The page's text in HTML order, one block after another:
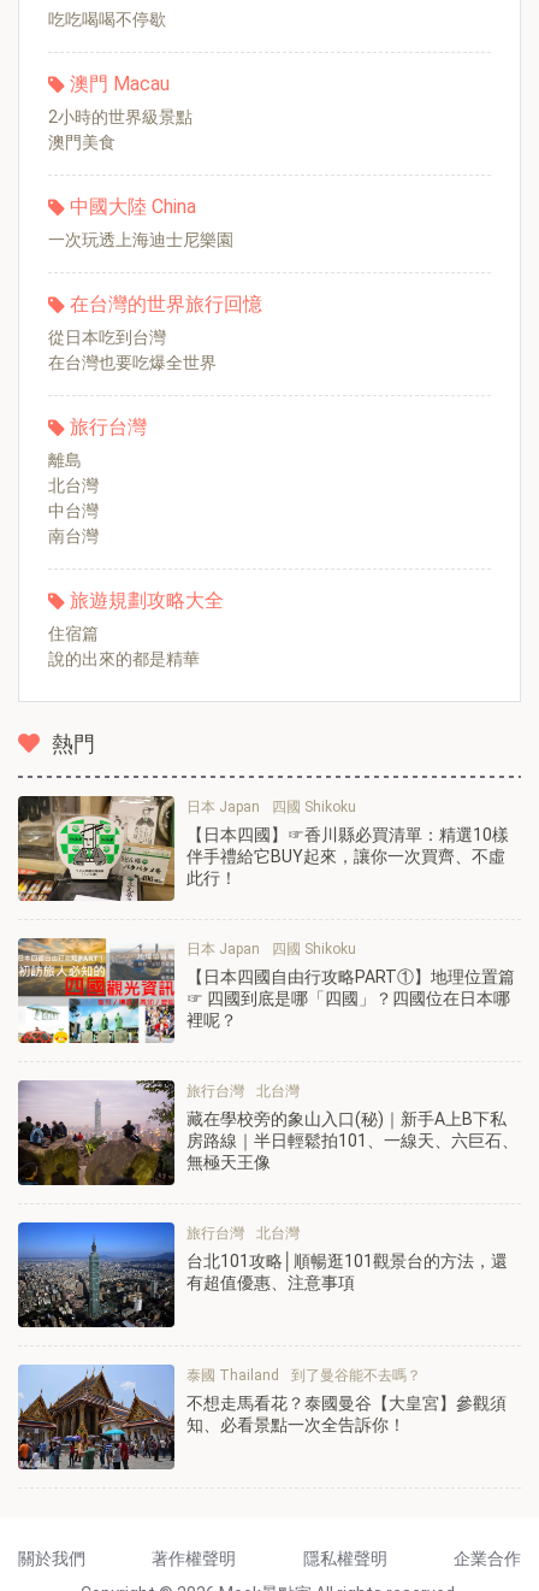
吃吃喝喝不停歇
澳門 Macau
2小時的世界級景點
澳門美食
中國大陸 China
一次玩透上海迪士尼樂園
在台灣的世界旅行回憶
從日本吃到台灣
在台灣也要吃爆全世界
旅行台灣
離島
北台灣
中台灣
南台灣
旅遊規劃攻略大全
住宿篇
說的出來的都是精華
熱門
日本 Japan 四國 Shikoku
【日本四國】☞香川縣必買清單：精選10樣
伴手禮給它BUY起來，讓你一次買齊、不虛
此行！
日本 Japan 四國 Shikoku
【日本四國自由行攻略PART①】地理位置篇
☞ 四國到底是哪「四國」？四國位在日本哪
裡呢？
旅行台灣 北台灣
藏在學校旁的象山入口(秘)｜新手A上B下私
房路線｜半日輕鬆拍101、一線天、六巨石、
無極天王像
旅行台灣 北台灣
台北101攻略│順暢逛101觀景台的方法，還
有超值優惠、注意事項
泰國 Thailand 到了曼谷能不去嗎？
不想走馬看花？泰國曼谷【大皇宮】參觀須
知、必看景點一次全告訴你！
關於我們 著作權聲明 隱私權聲明
企業合作